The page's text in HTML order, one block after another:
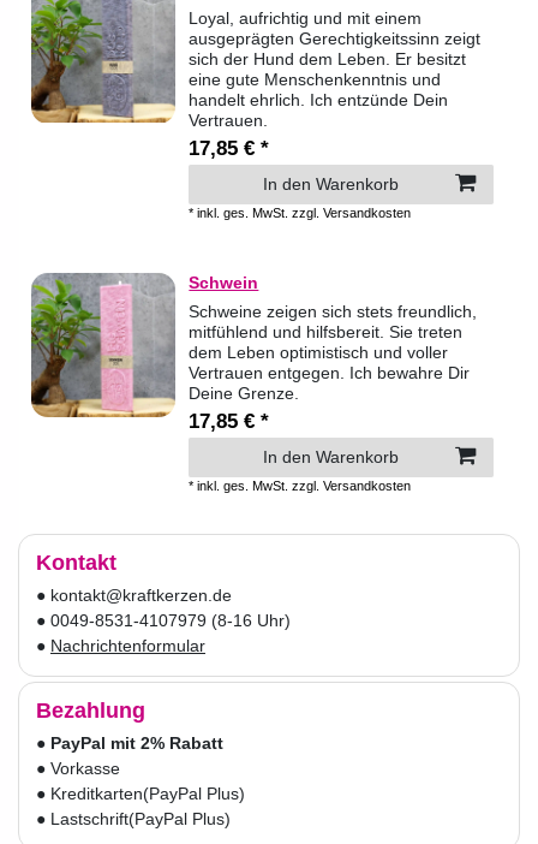
Loyal, aufrichtig und mit einem
ausgeprägten Gerechtigkeitssinn zeigt
sich der Hund dem Leben. Er besitzt
eine gute Menschenkenntnis und
handelt ehrlich. Ich entzünde Dein
Vertrauen.
17,85 € *
In den Warenkorb
*inkl. ges. MwSt. zzgl.Versandkosten
Schwein
Schweine zeigen sich stets freundlich,
mitfühlend und hilfsbereit. Sie treten
dem Leben optimistisch und voller
Vertrauen entgegen. Ich bewahre Dir
Deine Grenze.
17,85 € *
In den Warenkorb
*inkl. ges. MwSt. zzgl.Versandkosten
Kontakt
● kontakt@kraftkerzen.de
● 0049-8531-4107979 (8-16 Uhr)
● Nachrichtenformular
Bezahlung
● PayPal mit 2% Rabatt
● Vorkasse
● Kreditkarten(PayPal Plus)
● Lastschrift(PayPal Plus)